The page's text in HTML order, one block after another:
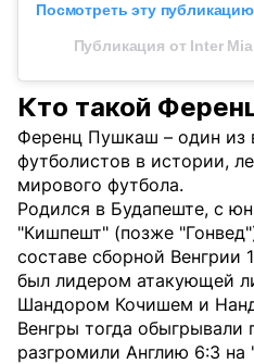
Посмотреть эту
Публикация от Inter
Кто такой
Ференц Пушкаш – один из
футболистов в истории,
мирового футбола.
Родился в Будапеште, с
"Кишпешт" (позже
составе сборной
был лидером атакующей
Шандором Кочишем и
Венгры тогда обыгрывали
разгромили Англию 6:3 на